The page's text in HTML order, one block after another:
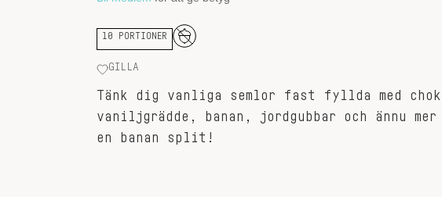
10 PORTIONER
GILLA
Tänk dig vanliga semlor fast fyllda med
vaniljgrädde, banan, jordgubbar och ännu mer
en banan split!